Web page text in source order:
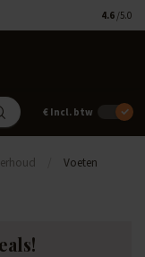
4.6 /5.0
€ Incl. btw
Voeten